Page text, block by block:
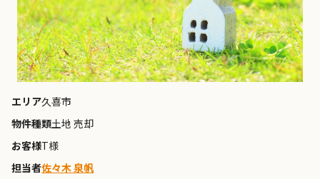
エリア久喜市
物件種類土地 売却
お客様T様
担当者佐々木 泉帆